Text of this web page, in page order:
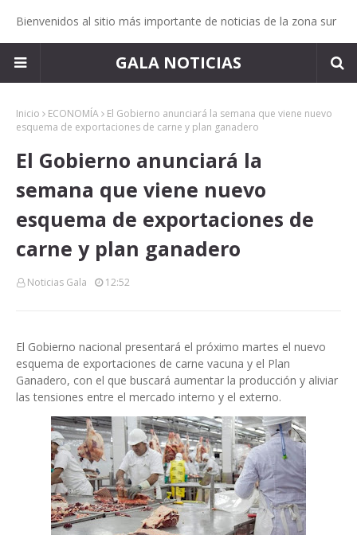
Bienvenidos al sitio más importante de noticias de la zona sur
GALA NOTICIAS
Inicio ECONOMÍA
El Gobierno anunciará la semana que viene nuevo
esquema de exportaciones de carne y plan ganadero
El Gobierno anunciará la
semana que viene nuevo
esquema de exportaciones de
carne y plan ganadero
Noticias Gala 12:52
El Gobierno nacional presentará el próximo martes el nuevo
esquema de exportaciones de carne vacuna y el Plan
Ganadero, con el que buscará aumentar la producción y aliviar
las tensiones entre el mercado interno y el externo.